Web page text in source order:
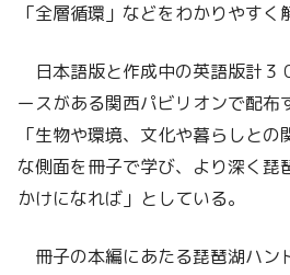
「全層循環」などをわかりやすく
日本語版と作成中の英語版計３
ースがある関西パビリオンで配布
「生物や環境、文化や暮らしと
な側面を冊子で学び、より深く琵
かけになれば」としている。
冊子の本編にあたる琵琶湖ハン